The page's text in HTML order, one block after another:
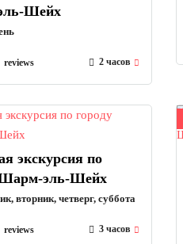
Шейх
reviews 2 часов
экскурсия по
Шарм-эль-Шейх
вторник, четверг, суббота
reviews 3 часов